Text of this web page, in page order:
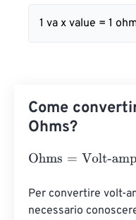
1 va x value = 1
Come
Ohms?
Ohms= Volt-amperes
Per convertire volt-
necessario